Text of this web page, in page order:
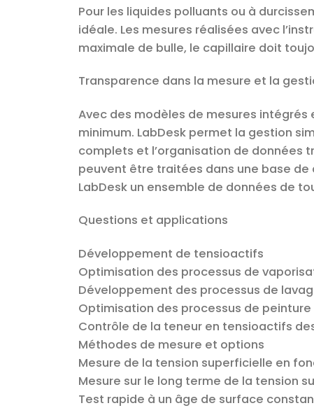
Pour les liquides polluants ou à
idéale. Les mesures réalisées avec
maximale de bulle, le capillaire doit
Transparence dans la mesure et la
Avec des modèles de mesures
minimum. LabDesk permet la gestion
complets et l’organisation de données
peuvent être traitées dans une base
LabDesk un ensemble de données de
Questions et applications
Développement de tensioactifs
Optimisation des processus de
Développement des processus de
Optimisation des processus de peinture
Contrôle de la teneur en tensioactifs
Méthodes de mesure et options
Mesure de la tension superficielle en
Mesure sur le long terme de la tension
Test rapide à un âge de surface